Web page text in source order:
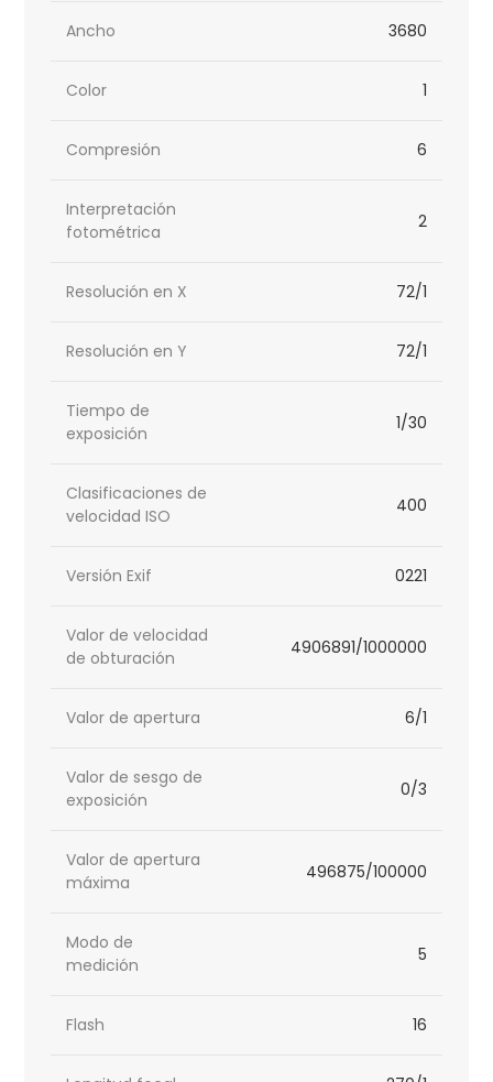
Ancho 3680
Color 1
Compresión 6
Interpretación
fotométrica
2
Resolución en X 72/1
Resolución en Y 72/1
Tiempo de
exposición
1/30
Clasificaciones de
velocidad ISO
400
Versión Exif 0221
Valor de velocidad
de obturación
4906891/1000000
Valor de apertura 6/1
Valor de sesgo de
exposición
0/3
Valor de apertura
máxima
496875/100000
Modo de
medición
5
Flash 16